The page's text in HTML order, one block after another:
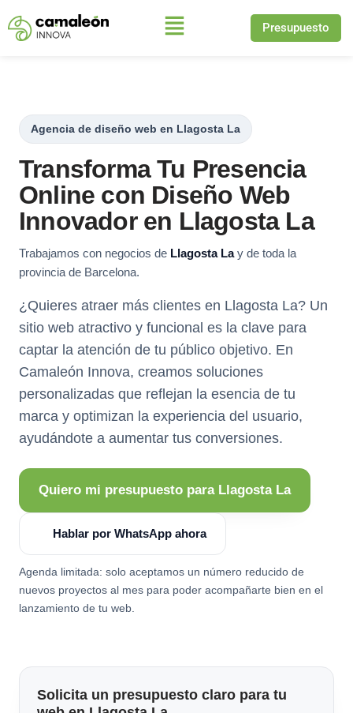
Saltar
Presupuesto
Agencia de diseño web en Llagosta La
Transforma Tu Presencia
Online con Diseño Web
Innovador en Llagosta La
Trabajamos con negocios de Llagosta Lay de toda la
provincia de Barcelona.
¿Quieres atraer más clientes en Llagosta La? Un
sitio web atractivo y funcional es la clave para
captar la atención de tu público objetivo. En
Camaleón Innova, creamos soluciones
personalizadas que reflejan la esencia de tu
marca y optimizan la experiencia del usuario,
ayudándote a aumentar tus conversiones.
Quiero mi presupuesto para Llagosta La
Hablar por WhatsApp ahora
Agenda limitada: solo aceptamos un número reducido de
nuevos proyectos al mes para poder acompañarte bien en el
lanzamiento de tu web.
Solicita un presupuesto claro para tu